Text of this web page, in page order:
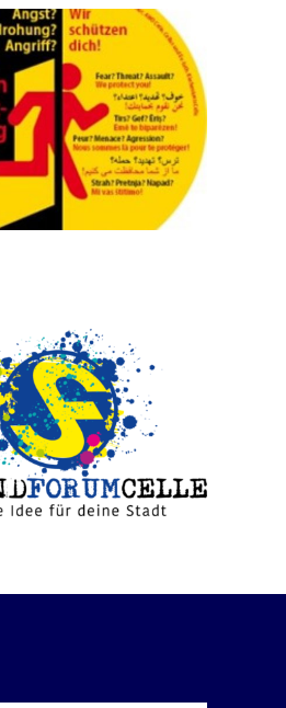
InKo –
Interkulturelles
Kochen